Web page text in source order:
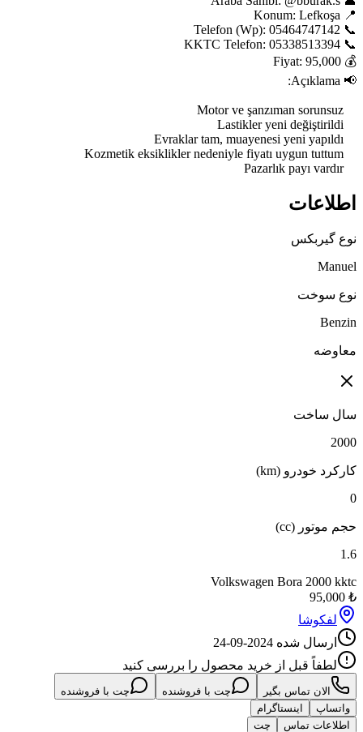
    Pazarlık payı vardır
اطلاعات
نوع گیربکس
Manuel
نوع سوخت
Benzin
معاوضه
سال ساخت
2000
کارکرد خودرو (km)
0
حجم موتور (cc)
1.6
Volkswagen Bora 2000 kktc
₺
95,000
لفکوشا
ارسال شده 2024-09-24
لطفاً قبل از خرید محصول را بررسی کنید
الان تماس بگیر چت با فروشنده
چت با فروشنده
واتساپ
اینستاگرام
اطلاعات تماس
چت